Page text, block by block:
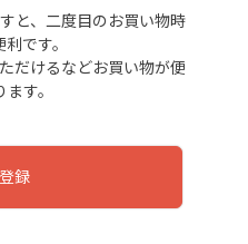
と、二度目のお買い物時
です。
だけるなどお買い物が便
す。
録